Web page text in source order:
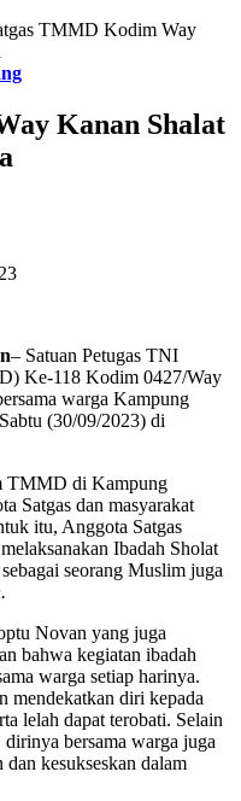
TMMD Kodim Way
Kanan Shalat
– Satuan Petugas TNI
Ke-118 Kodim 0427/Way
warga Kampung
(30/09/2023) di
TMMD di Kampung
Satgas dan masyarakat
itu, Anggota Satgas
Ibadah Sholat
seorang Muslim juga
Novan yang juga
bahwa kegiatan ibadah
warga setiap harinya.
mendekatkan diri kepada
lelah dapat terobati. Selain
bersama warga juga
dan kesukseskan dalam